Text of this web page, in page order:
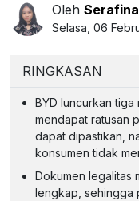
Oleh
Selasa, 06
RINGKASAN
BYD luncurkan
mendapat ratusan
dapat dipastikan,
konsumen tidak
Dokumen legalitas
lengkap, sehingga